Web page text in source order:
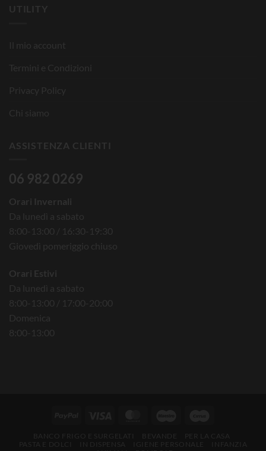
UTILITY
Il mio account
Termini e Condizioni
Privacy Policy
Chi siamo
ASSISTENZA CLIENTI
06 982 0269
Orari Invernali
Da lunedì a sabato
8:00-13:00 / 16:30-19:30
Giovedì pomeriggio chiuso
Orari Estivi
Da lunedì a sabato
8:00-13:00 / 17:00-20:00
Domenica
8:00-13:00